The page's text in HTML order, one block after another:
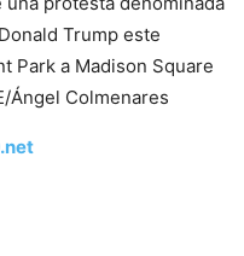
Trump este
Park a Madison Square
Ángel Colmenares